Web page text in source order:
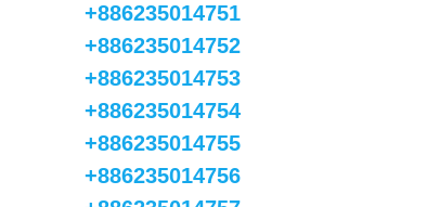
+886235014751
+886235014752
+886235014753
+886235014754
+886235014755
+886235014756